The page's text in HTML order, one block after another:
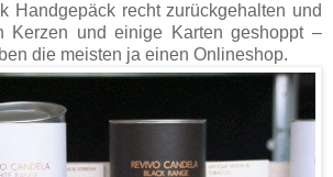
Handgepäck recht zurückgehalten und
Kerzen und einige Karten geshoppt –
die meisten ja einen Onlineshop.